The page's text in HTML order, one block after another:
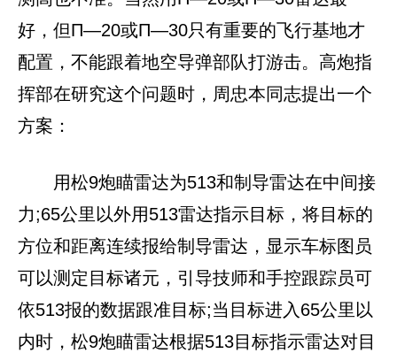
好，但П—20或П—30只有重要的飞行基地才
配置，不能跟着地空导弹部队打游击。高炮指
挥部在研究这个问题时，周忠本同志提出一个
方案：
用松9炮瞄雷达为513和制导雷达在中间接
力;65公里以外用513雷达指示目标，将目标的
方位和距离连续报给制导雷达，显示车标图员
可以测定目标诸元，引导技师和手控跟踪员可
依513报的数据跟准目标;当目标进入65公里以
内时，松9炮瞄雷达根据513目标指示雷达对目